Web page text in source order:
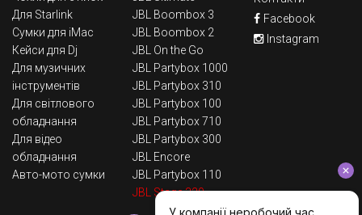
Для Starlink
Сумки для iMac
Кейси для Dj
Для музичних
інструментів
Для світлового
обладнання
Для відео
обладнання
Авто-мото сумки
JBL Boombox 3
JBL Boombox 2
JBL On the Go
JBL Partybox 1000
JBL Partybox 310
JBL Partybox 100
JBL Partybox 710
JBL Partybox 300
JBL Encore
JBL Partybox 110
JBL Stage 320
Facebook
Instagram